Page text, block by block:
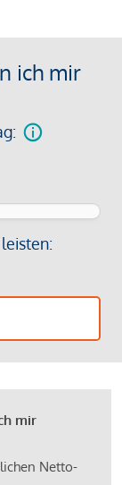
ich mir
mir
Netto-